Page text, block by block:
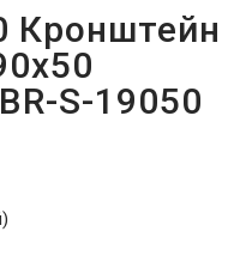
Кронштейн
S-19050